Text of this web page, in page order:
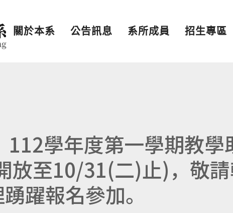
關於本系 公告訊息 系所成員 招生專區
112學年度第一學期教學
放至10/31(二)止)，敬
躍報名參加。